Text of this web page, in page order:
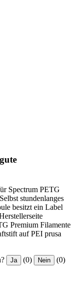
Spectrum PETG
stundenlanges
besitzt ein Label
Premium Filamente
auf PEI prusa
Ja (0) Nein (0)